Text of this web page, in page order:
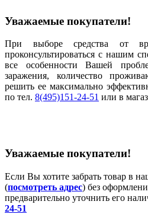
Уважаемые покупатели!
При выборе средства от
проконсультироваться с нашим
все особенности Вашей
заражения, количество
решить ее максимально
по тел. 8(495)151-24-51 или в
Уважаемые покупатели!
Если Вы хотите забрать товар в
(посмотреть адрес) без
предварительно уточнить его
24-51